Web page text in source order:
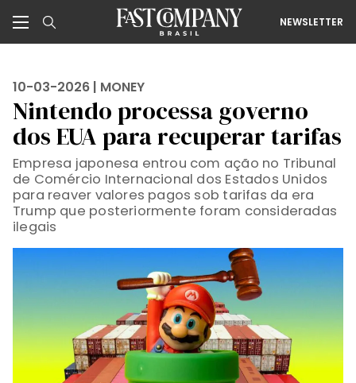
NEWSLETTER
10-03-2026 | MONEY
Nintendo processa governo
dos EUA para recuperar tarifas
Empresa japonesa entrou com ação no Tribunal
de Comércio Internacional dos Estados Unidos
para reaver valores pagos sob tarifas da era
Trump que posteriormente foram consideradas
ilegais